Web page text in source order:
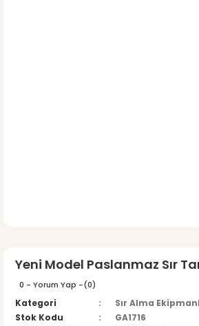
Yeni Model Paslanmaz Sır
0 - Yorum Yap -(0)
Kategori
Sır Alma
Stok Kodu
GA1716